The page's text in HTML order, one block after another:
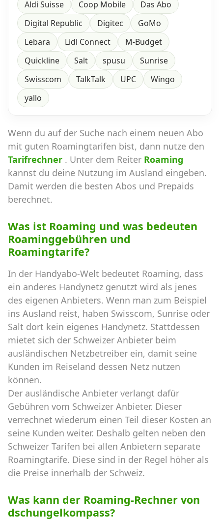
Aldi Suisse Coop Mobile
Das Abo
Digital Republic
Digitec
GoMo
Lebara
Lidl Connect
M-Budget
Quickline
Salt spusu
Sunrise
Swisscom
TalkTalk UPC
Wingo
yallo
Wenn du auf der Suche nach einem neuen Abo
mit guten Roamingtarifen bist, dann nutze den
Tarifrechner . Unter dem Reiter Roaming
kannst du deine Nutzung im Ausland eingeben.
Damit werden die besten Abos und Prepaids
berechnet.
Was ist Roaming und was bedeuten
Roaminggebühren und
Roamingtarife?
In der Handyabo-Welt bedeutet Roaming, dass
ein anderes Handynetz genutzt wird als jenes
des eigenen Anbieters. Wenn man zum Beispiel
ins Ausland reist, haben Swisscom, Sunrise oder
Salt dort kein eigenes Handynetz. Stattdessen
mietet sich der Schweizer Anbieter beim
ausländischen Netzbetreiber ein, damit seine
Kunden im Reiseland dessen Netz nutzen
können.
Der ausländische Anbieter verlangt dafür
Gebühren vom Schweizer Anbieter. Dieser
verrechnet wiederum einen Teil dieser Kosten an
seine Kunden weiter. Deshalb gelten neben den
Schweizer Tarifen bei allen Anbietern separate
Roamingtarife. Diese sind in der Regel höher als
die Preise innerhalb der Schweiz.
Was kann der Roaming-Rechner von
dschungelkompass?